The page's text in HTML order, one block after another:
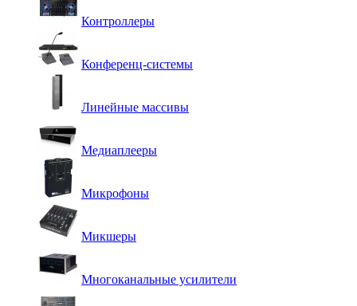
Контроллеры
Конференц-системы
Линейные массивы
Медиаплееры
Микрофоны
Микшеры
Многоканальные усилители